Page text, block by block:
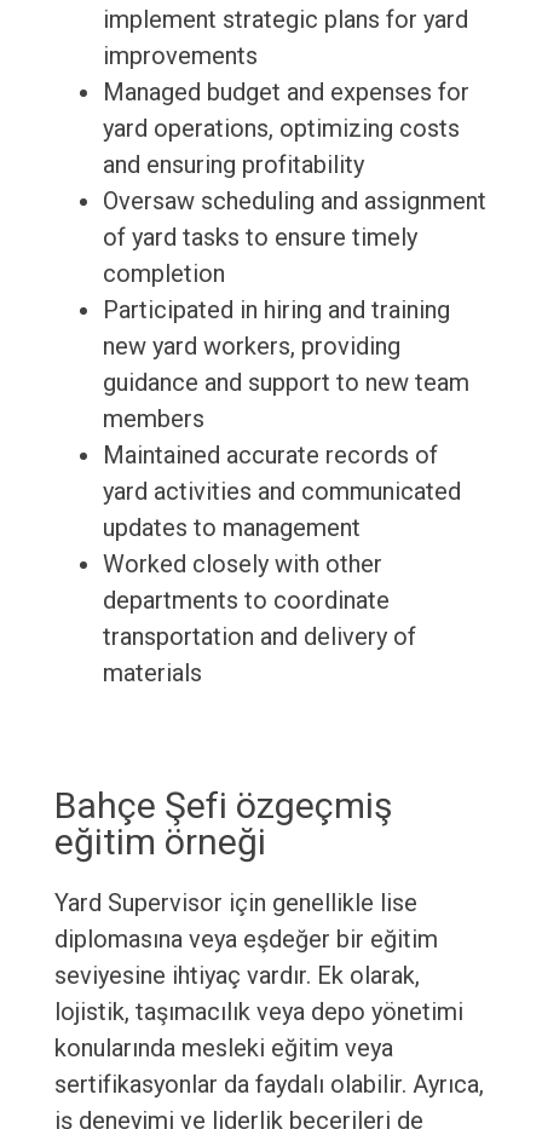
implement strategic plans for yard
improvements
Managed budget and expenses for
yard operations, optimizing costs
and ensuring profitability
Oversaw scheduling and assignment
of yard tasks to ensure timely
completion
Participated in hiring and training
new yard workers, providing
guidance and support to new team
members
Maintained accurate records of
yard activities and communicated
updates to management
Worked closely with other
departments to coordinate
transportation and delivery of
materials
Bahçe Şefi özgeçmiş
eğitim örneği
Yard Supervisor için genellikle lise
diplomasına veya eşdeğer bir eğitim
seviyesine ihtiyaç vardır. Ek olarak,
lojistik, taşımacılık veya depo yönetimi
konularında mesleki eğitim veya
sertifikasyonlar da faydalı olabilir. Ayrıca,
iş deneyimi ve liderlik becerileri de